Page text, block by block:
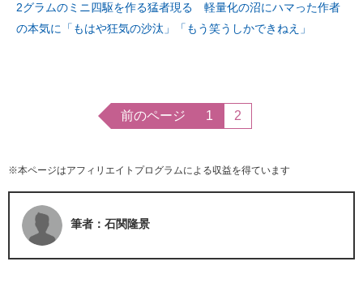
2グラムのミニ四駆を作る猛者現る 軽量化の沼にハマった作者
の本気に「もはや狂気の沙汰」「もう笑うしかできねえ」
前のページ 1 2
※本ページはアフィリエイトプログラムによる収益を得ています
筆者：石関隆景